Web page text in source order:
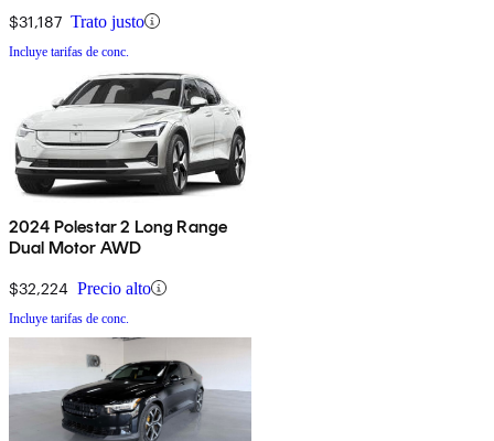
$31,187 Trato justo
Incluye tarifas de conc.
2024 Polestar 2 Long Range
Dual Motor AWD
$32,224 Precio alto
Incluye tarifas de conc.